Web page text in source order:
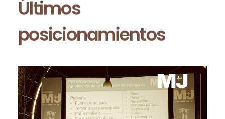
Últimos
posicionamientos